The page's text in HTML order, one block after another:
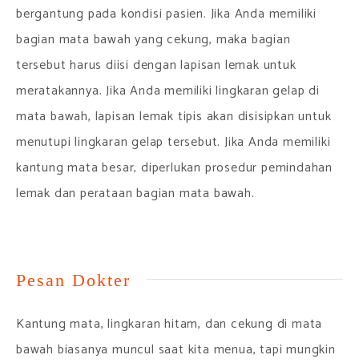
bergantung pada kondisi pasien. Jika Anda memiliki
bagian mata bawah yang cekung, maka bagian
tersebut harus diisi dengan lapisan lemak untuk
meratakannya. Jika Anda memiliki lingkaran gelap di
mata bawah, lapisan lemak tipis akan disisipkan untuk
menutupi lingkaran gelap tersebut. Jika Anda memiliki
kantung mata besar, diperlukan prosedur pemindahan
lemak dan perataan bagian mata bawah.
Pesan Dokter
Kantung mata, lingkaran hitam, dan cekung di mata
bawah biasanya muncul saat kita menua, tapi mungkin